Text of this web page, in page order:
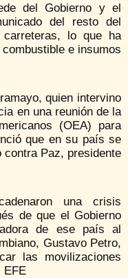
del Gobierno y el
del resto del
lo que ha
e insumos
quien intervino
en una reunión de la
(OEA) para
que en su país se
contra Paz, presidente
una crisis
de que el Gobierno
de ese país al
Gustavo Petro,
las movilizaciones
EFE